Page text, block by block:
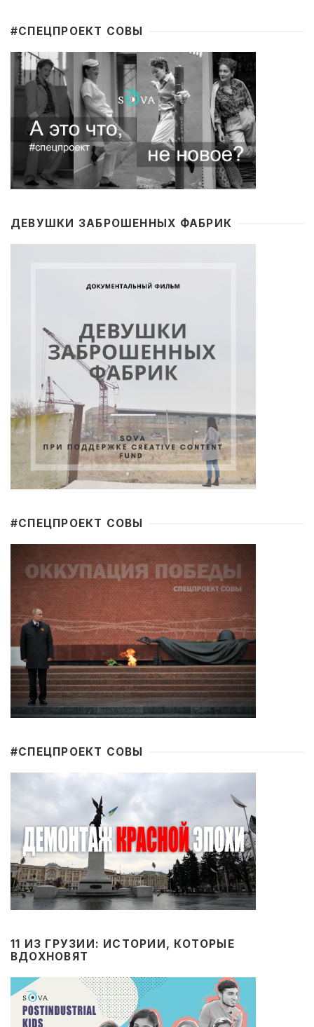
#CПЕЦПРОЕКТ СОВЫ
ДЕВУШКИ ЗАБРОШЕННЫХ ФАБРИК
#CПЕЦПРОЕКТ СОВЫ
#CПЕЦПРОЕКТ СОВЫ
11 ИЗ ГРУЗИИ: ИСТОРИИ, КОТОРЫЕ
ВДОХНОВЯТ